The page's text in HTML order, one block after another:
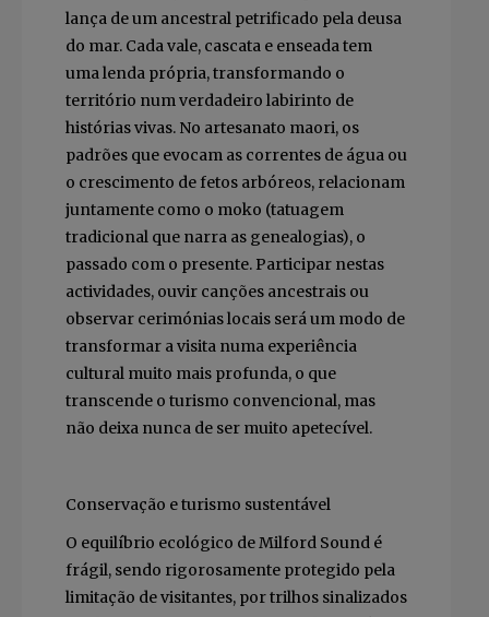
lança de um ancestral petrificado pela deusa
do mar. Cada vale, cascata e enseada tem
uma lenda própria, transformando o
território num verdadeiro labirinto de
histórias vivas. No artesanato maori, os
padrões que evocam as correntes de água ou
o crescimento de fetos arbóreos, relacionam
juntamente como o moko (tatuagem
tradicional que narra as genealogias), o
passado com o presente. Participar nestas
actividades, ouvir canções ancestrais ou
observar cerimónias locais será um modo de
transformar a visita numa experiência
cultural muito mais profunda, o que
transcende o turismo convencional, mas
não deixa nunca de ser muito apetecível.
Conservação e turismo sustentável
O equilíbrio ecológico de Milford Sound é
frágil, sendo rigorosamente protegido pela
limitação de visitantes, por trilhos sinalizados